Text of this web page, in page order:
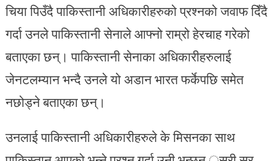
चिया पिउँदै पाकिस्तानी अधिकारीहरुको प्रश्नको जवाफ दिँदै
गर्दा उनले पाकिस्तानी सेनाले आफ्नो राम्रो हेरचाह गरेको
बताएका छन्। पाकिस्तानी सेनाका अधिकारीहरुलाई
जेनटलम्यान भन्दै उनले यो अडान भारत फर्केपछि समेत
नछोड्ने बताएका छन्।
उनलाई पाकिस्तानी अधिकारीहरुले के मिसनका साथ